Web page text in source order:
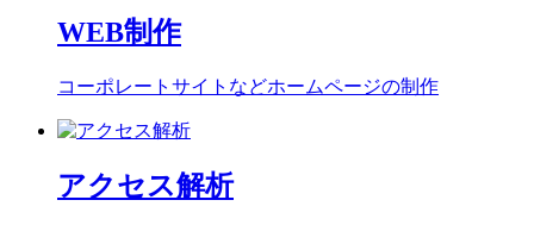
WEB制作
コーポレートサイトなどホームページの制作
アクセス解析